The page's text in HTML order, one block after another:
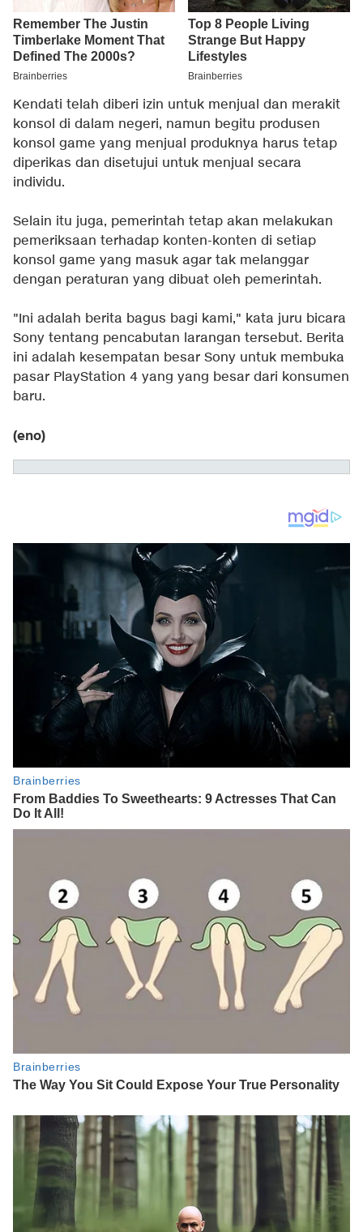
Kendati telah diberi izin untuk menjual dan merakit
konsol di dalam negeri, namun begitu produsen
konsol game yang menjual produknya harus tetap
diperikas dan disetujui untuk menjual secara
individu.
Selain itu juga, pemerintah tetap akan melakukan
pemeriksaan terhadap konten-konten di setiap
konsol game yang masuk agar tak melanggar
dengan peraturan yang dibuat oleh pemerintah.
"Ini adalah berita bagus bagi kami," kata juru bicara
Sony tentang pencabutan larangan tersebut. Berita
ini adalah kesempatan besar Sony untuk membuka
pasar PlayStation 4 yang yang besar dari konsumen
baru.
(eno)